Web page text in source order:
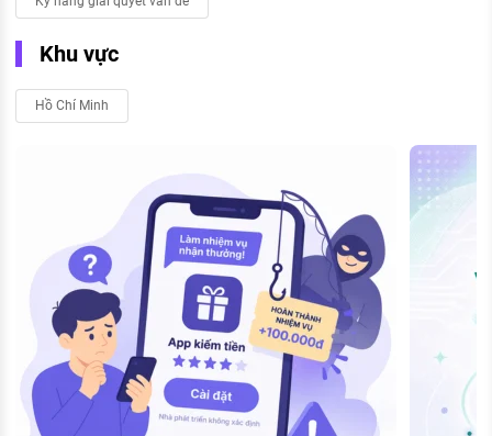
Khu vực
Hồ Chí Minh